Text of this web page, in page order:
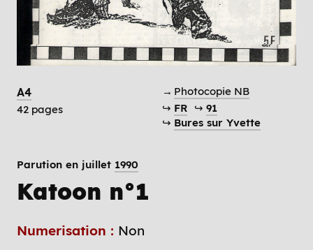
A4
42 pages
→ Photocopie NB
↪ FR ↪ 91
↪ Bures sur Yvette
Parution en juillet 1990
Katoon n°1
Numerisation : Non